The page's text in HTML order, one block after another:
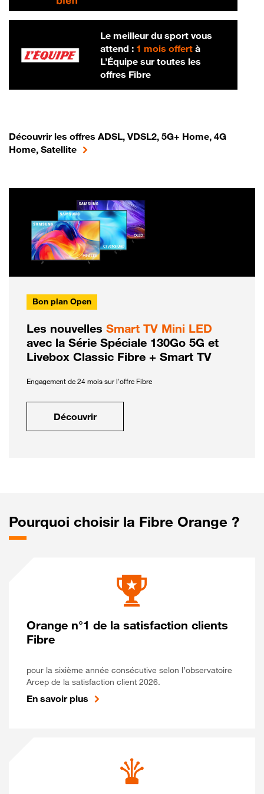
Le meilleur du sport vous
attend : 1 mois offertà
L’Équipe sur toutes les
offres Fibre
Découvrir les offres ADSL, VDSL2, 5G+ Home, 4G
Home, Satellite
Bon plan Open
Les nouvelles Smart TV Mini LED
avec la Série Spéciale 130Go 5G et
Livebox Classic Fibre + Smart TV
Engagement de 24 mois sur l'offre Fibre
Découvrir
Pourquoi choisir la Fibre Orange ?
Orange n°1 de la satisfaction clients
Fibre
pour la sixième année consécutive selon l’observatoire
Arcep de la satisfaction client 2026.
En savoir plus